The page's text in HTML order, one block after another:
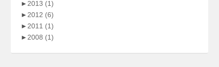
►2013 (1)
►2012 (6)
►2011 (1)
►2008 (1)